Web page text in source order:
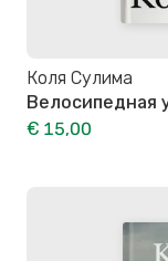
Коля Сулима
Велосипедная
€ 15,00